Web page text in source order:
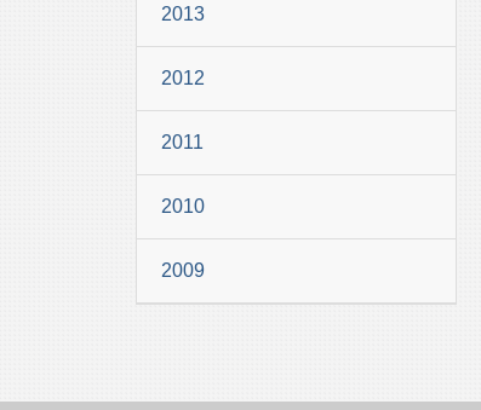
2013
2012
2011
2010
2009